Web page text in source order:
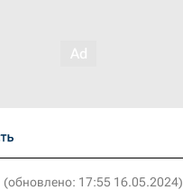
(обновлено: 17:55 16.05.2024)